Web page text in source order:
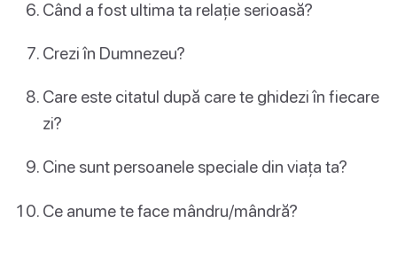
Când a fost ultima ta relație serioasă?
Crezi în Dumnezeu?
Care este citatul după care te ghidezi în fiecare
zi?
Cine sunt persoanele speciale din viața ta?
Ce anume te face mândru/mândră?